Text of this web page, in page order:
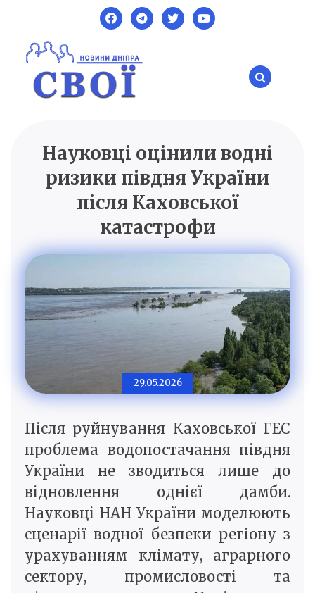
content
SVOI.DP.UA
Новини Дніпра
Науковці оцінили водні
ризики півдня України
після Каховської
катастрофи
29.05.2026
Після руйнування Каховської ГЕС
проблема водопостачання півдня
України не зводиться лише до
відновлення однієї дамби.
Науковці НАН України моделюють
сценарії водної безпеки регіону з
урахуванням клімату, аграрного
сектору, промисловості та